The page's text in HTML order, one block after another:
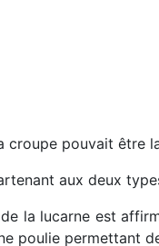
croupe pouvait être
aux deux
la lucarne est
poulie permettant